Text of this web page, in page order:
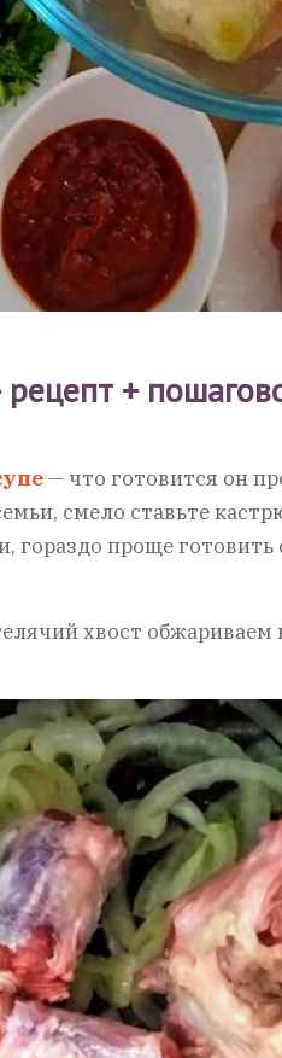
+
— что готовится он
смело ставьте
гораздо проще готовить
хвост обжариваем